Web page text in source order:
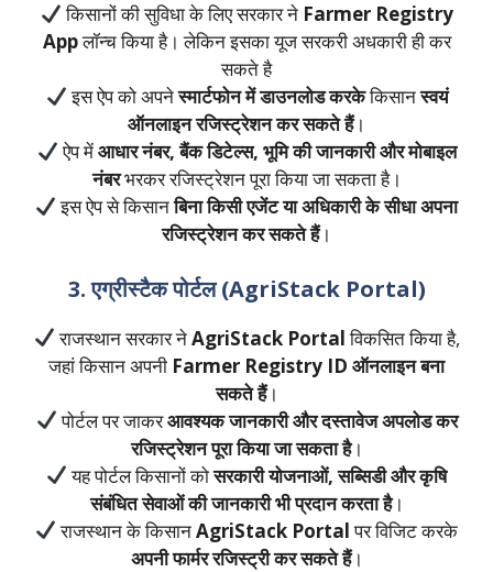
किसानों की सुविधा के लिए सरकार ने Farmer Registry
Appलॉन्च किया है। लेकिन इसका यूज सरकरी अधकारी ही कर
सकते है
इस ऐप को अपनेस्मार्टफोन में डाउनलोड करकेकिसानस्वयं
ऑनलाइन रजिस्ट्रेशन कर सकते हैं।
ऐप मेंआधार नंबर, बैंक डिटेल्स, भूमि की जानकारी और मोबाइल
नंबरभरकर रजिस्ट्रेशन पूरा किया जा सकता है।
इस ऐप से किसानबिना किसी एजेंट या अधिकारी के सीधा अपना
रजिस्ट्रेशन कर सकते हैं।
3. एग्रीस्टैक पोर्टल (AgriStack Portal)
राजस्थान सरकार नेAgriStack Portalविकसित किया है,
जहां किसान अपनी Farmer Registry ID ऑनलाइन बना
सकते हैं।
पोर्टल पर जाकरआवश्यक जानकारी और दस्तावेज अपलोड कर
रजिस्ट्रेशन पूरा किया जा सकता है।
यह पोर्टल किसानों कोसरकारी योजनाओं, सब्सिडी और कृषि
संबंधित सेवाओं की जानकारी भी प्रदान करता है।
राजस्थान के किसानAgriStack Portalपर विजिट करके
अपनी फार्मर रजिस्ट्री कर सकते हैं।